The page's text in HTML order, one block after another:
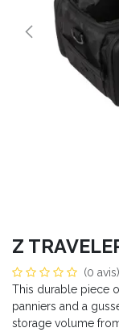
Z
(0 avis)
This durable piece
panniers and a
storage volume